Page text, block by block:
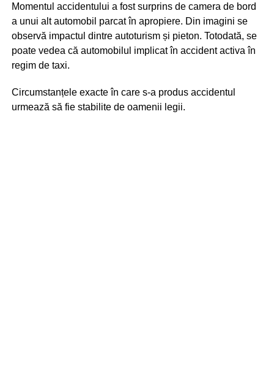
Momentul accidentului a fost surprins de camera de bord
a unui alt automobil parcat în apropiere. Din imagini se
observă impactul dintre autoturism și pieton. Totodată, se
poate vedea că automobilul implicat în accident activa în
regim de taxi.
Circumstanțele exacte în care s-a produs accidentul
urmează să fie stabilite de oamenii legii.